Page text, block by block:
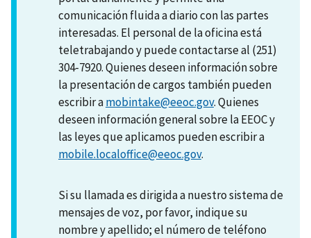
comunicación fluida a diario con las partes
interesadas. El personal de la oficina está
teletrabajando y puede contactarse al (251)
304-7920. Quienes deseen información sobre
la presentación de cargos también pueden
escribir amobintake@eeoc.gov. Quienes
deseen información general sobre la EEOC y
las leyes que aplicamos pueden escribir a
mobile.localoffice@eeoc.gov.
Si su llamada es dirigida a nuestro sistema de
mensajes de voz, por favor, indique su
nombre y apellido; el número de teléfono